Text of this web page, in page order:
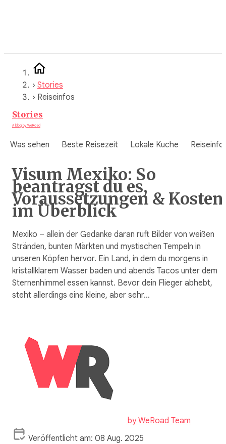
› Stories
› Reiseinfos
Stories
A blog by WeRoad
Was sehen Beste Reisezeit Lokale Kuche
Visum Mexiko: So
beantragst du es,
Voraussetzungen & Kosten
im Überblick
Mexiko – allein der Gedanke daran ruft Bilder von weißen
Stränden, bunten Märkten und mystischen Tempeln in
unseren Köpfen hervor. Ein Land, in dem du morgens in
kristallklarem Wasser baden und abends Tacos unter dem
Sternenhimmel essen kannst. Bevor dein Flieger abhebt,
steht allerdings eine kleine, aber sehr…
byWeRoad Team
Veröffentlicht am: 08 Aug. 2025